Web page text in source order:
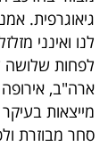
מייל
אדום
גיאוגרפית.
לנו ואינני
לפחות שלושה
ארה"ב,
מייצאות
סחר מבוזרת